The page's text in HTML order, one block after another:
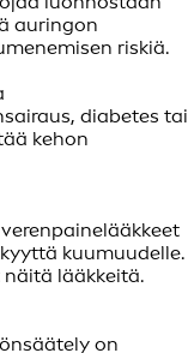
auringon
riskiä.
diabetes tai
kehon
kuumuudelle.
lääkkeitä.
on